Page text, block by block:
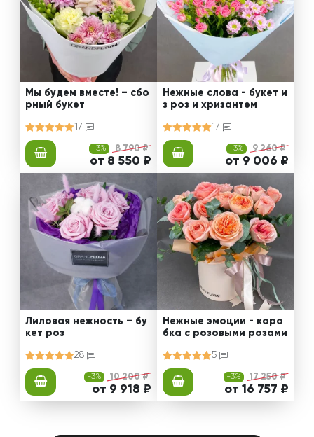
Мы будем вместе! – сбо
рный букет
17
-3% 8 790 ₽
от 8 550 ₽
Нежные слова - букет и
з роз и хризантем
17
-3% 9 260 ₽
от 9 006 ₽
Лиловая нежность – бу
кет роз
28
-3% 10 200 ₽
от 9 918 ₽
Нежные эмоции - коро
бка с розовыми розами
5
-3% 17 250 ₽
от 16 757 ₽